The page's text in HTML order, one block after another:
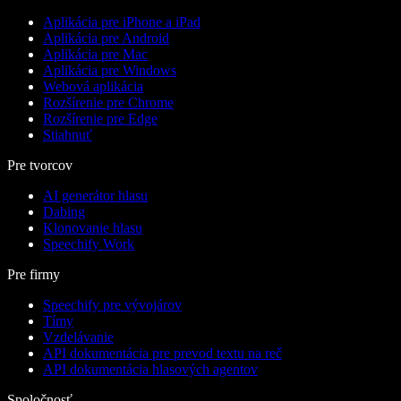
Aplikácia pre iPhone a iPad
Aplikácia pre Android
Aplikácia pre Mac
Aplikácia pre Windows
Webová aplikácia
Rozšírenie pre Chrome
Rozšírenie pre Edge
Stiahnuť
Pre tvorcov
AI generátor hlasu
Dabing
Klonovanie hlasu
Speechify Work
Pre firmy
Speechify pre vývojárov
Tímy
Vzdelávanie
API dokumentácia pre prevod textu na reč
API dokumentácia hlasových agentov